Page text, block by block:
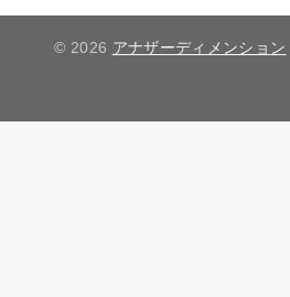
© 2026 アナザーディメンション